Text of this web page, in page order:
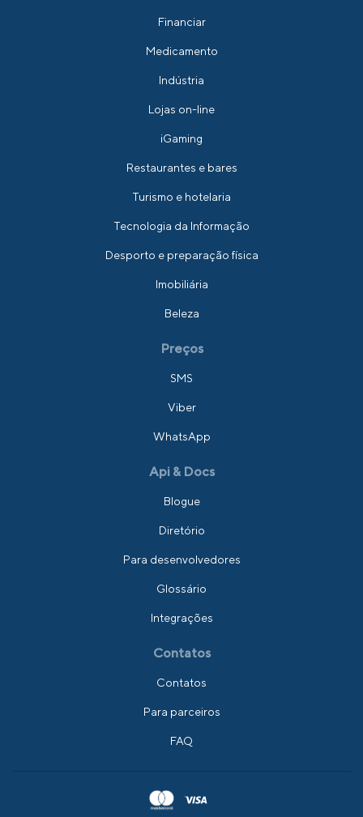
Financiar
Medicamento
Indústria
Lojas on-line
iGaming
Restaurantes e bares
Turismo e hotelaria
Tecnologia da Informação
Desporto e preparação física
Imobiliária
Beleza
Preços
SMS
Viber
WhatsApp
Api & Docs
Blogue
Diretório
Para desenvolvedores
Glossário
Integrações
Contatos
Contatos
Para parceiros
FAQ